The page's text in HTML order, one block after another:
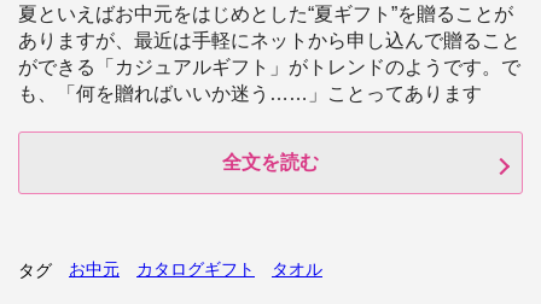
夏といえばお中元をはじめとした“夏ギフト”を贈ることが
ありますが、最近は手軽にネットから申し込んで贈ること
ができる「カジュアルギフト」がトレンドのようです。で
も、「何を贈ればいいか迷う……」ことってあります
全文を読む
タグ お中元 カタログギフト タオル